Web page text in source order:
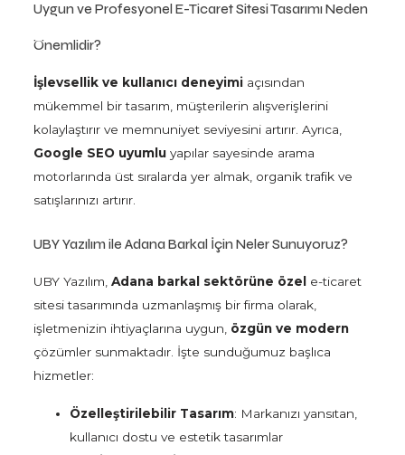
Uygun ve Profesyonel E-Ticaret Sitesi Tasarımı Neden
Önemlidir?
İşlevsellik ve kullanıcı deneyimi açısından
mükemmel bir tasarım, müşterilerin alışverişlerini
kolaylaştırır ve memnuniyet seviyesini artırır. Ayrıca,
Google SEO uyumlu yapılar sayesinde arama
motorlarında üst sıralarda yer almak, organik trafik ve
satışlarınızı artırır.
UBY Yazılım ile Adana Barkal İçin Neler Sunuyoruz?
UBY Yazılım,Adana barkal sektörüne özel
e-ticaret
sitesi tasarımında uzmanlaşmış bir firma olarak,
işletmenizin ihtiyaçlarına uygun, özgün ve modern
çözümler sunmaktadır. İşte sunduğumuz başlıca
hizmetler:
Özelleştirilebilir Tasarım: Markanızı yansıtan,
kullanıcı dostu ve estetik tasarımlar